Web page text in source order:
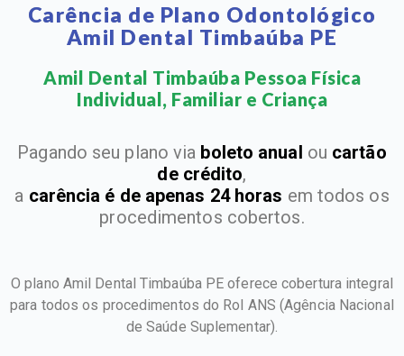
Carência de Plano Odontológico
Amil Dental Timbaúba PE
Amil Dental Timbaúba Pessoa Física
Individual, Familiar e Criança​
Pagando seu plano via boleto anual ou cartão
de crédito,
a carência é de apenas 24 horas em todos os
procedimentos cobertos.
O plano Amil Dental Timbaúba PE oferece cobertura integral
para todos os procedimentos do Rol ANS(Agência Nacional
de Saúde Suplementar).